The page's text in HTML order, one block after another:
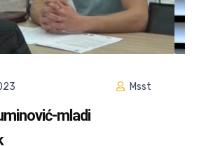
11 Januara, 2023
Ajla Ogrić, uspješna